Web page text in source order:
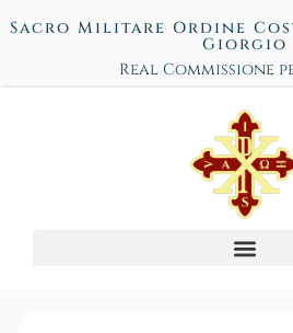
Sacro Militare Ordine
Giorgio
Real Commissione